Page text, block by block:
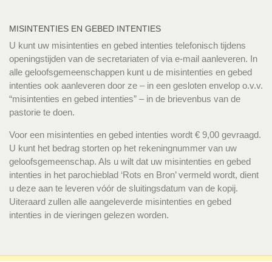
MISINTENTIES EN GEBED INTENTIES
U kunt uw misintenties en gebed intenties telefonisch tijdens
openingstijden van de secretariaten of via e-mail aanleveren. In
alle geloofsgemeenschappen kunt u de misintenties en gebed
intenties ook aanleveren door ze – in een gesloten envelop o.v.v.
“misintenties en gebed intenties” – in de brievenbus van de
pastorie te doen.
Voor een misintenties en gebed intenties wordt € 9,00 gevraagd.
U kunt het bedrag storten op het rekeningnummer van uw
geloofsgemeenschap. Als u wilt dat uw misintenties en gebed
intenties in het parochieblad ‘Rots en Bron’ vermeld wordt, dient
u deze aan te leveren vóór de sluitingsdatum van de kopij.
Uiteraard zullen alle aangeleverde misintenties en gebed
intenties in de vieringen gelezen worden.